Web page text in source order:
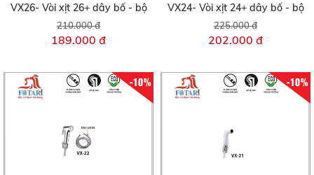
VX26- Vòi xịt 26+ dây bố - bộ
210.000 đ
189.000 đ
VX24- Vòi xịt 24+ dây bố - bộ
225.000 đ
202.000 đ
-10% -10%